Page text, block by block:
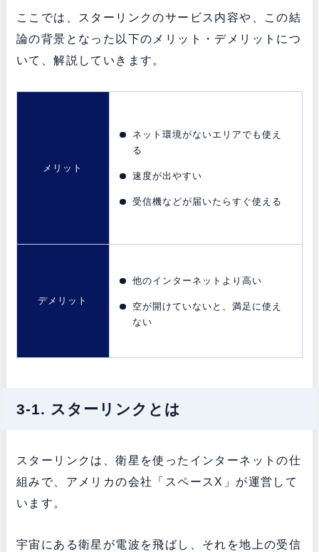
ここでは、スターリンクのサービス内容や、この結
論の背景となった以下のメリット・デメリットにつ
いて、解説していきます。
メリット
ネット環境がないエリアでも使え
る
速度が出やすい
受信機などが届いたらすぐ使える
デメリット
他のインターネットより高い
空が開けていないと、満足に使え
ない
3-1. スターリンクとは
スターリンクは、衛星を使ったインターネットの仕
組みで、アメリカの会社「スペースX」が運営して
います。
宇宙にある衛星が電波を飛ばし、それを地上の受信